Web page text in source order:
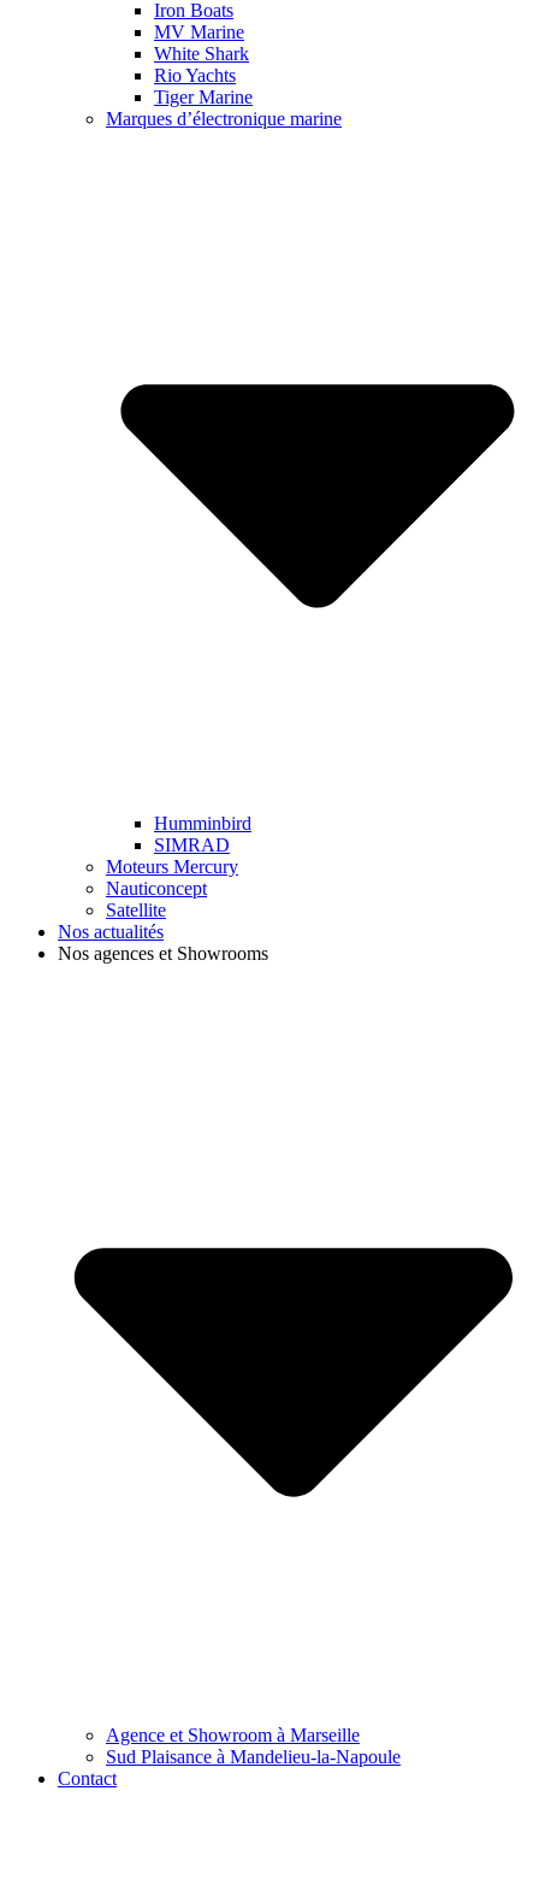
Iron Boats
MV Marine
White Shark
Rio Yachts
Tiger Marine
Marques d’électronique marine
Humminbird
SIMRAD
Moteurs Mercury
Nauticoncept
Satellite
Nos actualités
Nos agences et Showrooms
Agence et Showroom à Marseille
Sud Plaisance à Mandelieu-la-Napoule
Contact